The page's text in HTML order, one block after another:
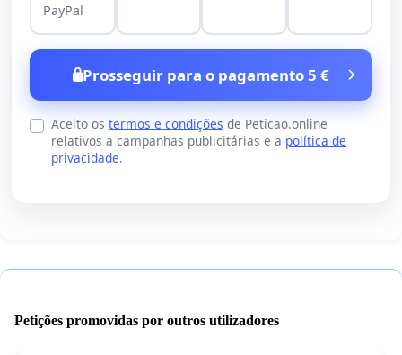
PayPal
Prosseguir para o pagamento 5 €
Aceito os termos e condições de Peticao.online
relativos a campanhas publicitárias e a política de
privacidade.
Petições promovidas por outros utilizadores